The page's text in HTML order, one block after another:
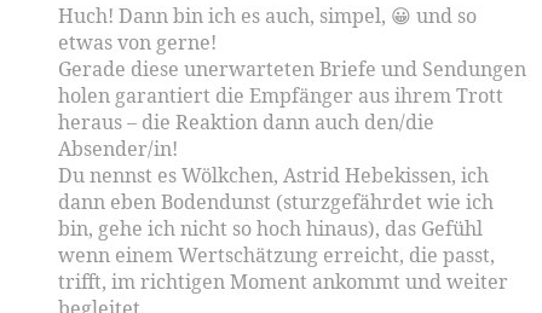
Huch! Dann bin ich es auch, simpel, 😀 und so
etwas von gerne!
Gerade diese unerwarteten Briefe und Sendungen
holen garantiert die Empfänger aus ihrem Trott
heraus – die Reaktion dann auch den/die
Absender/in!
Du nennst es Wölkchen, Astrid Hebekissen, ich
dann eben Bodendunst (sturzgefährdet wie ich
bin, gehe ich nicht so hoch hinaus), das Gefühl
wenn einem Wertschätzung erreicht, die passt,
trifft, im richtigen Moment ankommt und weiter